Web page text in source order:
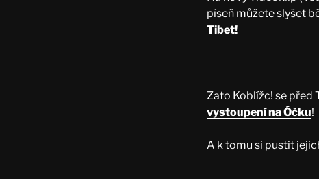
píseň můžete slyšet
Tibet!
Zato Koblížc! se před
vystoupení na Óčku!
A k tomu si pustit